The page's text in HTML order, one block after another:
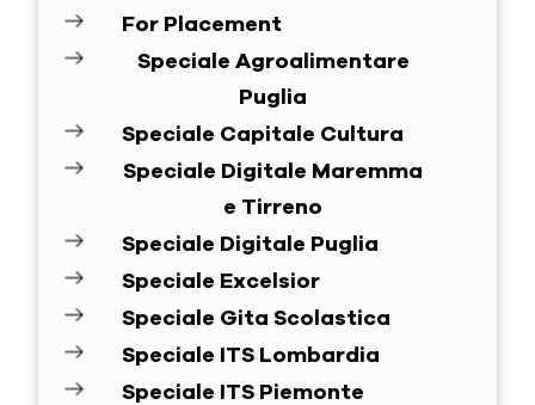
For Placement
Speciale Agroalimentare
Puglia
Speciale Capitale Cultura
Speciale Digitale Maremma
e Tirreno
Speciale Digitale Puglia
Speciale Excelsior
Speciale Gita Scolastica
Speciale ITS Lombardia
Speciale ITS Piemonte